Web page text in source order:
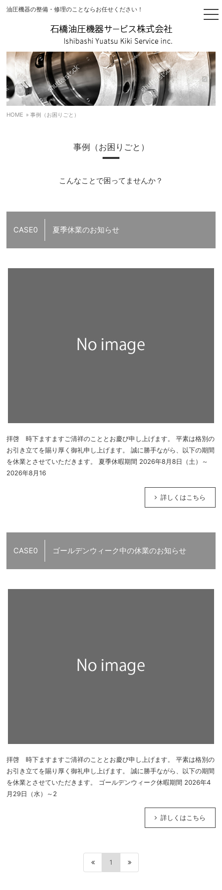
油圧機器の整備・修理のことならお任せください！
HOME » 事例（お困りごと）
事例（お困りごと）
こんなことで困ってませんか？
CASE0 夏季休業のお知らせ
拝啓 時下ますますご清祥のこととお慶び申し上げます。 平素は格別の
お引き立てを賜り厚く御礼申し上げます。 誠に勝手ながら、以下の期間
を休業とさせていただきます。 夏季休暇期間 2026年8月8日（土）～
2026年8月16
詳しくはこちら
CASE0 ゴールデンウィーク中の休業のお知らせ
拝啓 時下ますますご清祥のこととお慶び申し上げます。 平素は格別の
お引き立てを賜り厚く御礼申し上げます。 誠に勝手ながら、以下の期間
を休業とさせていただきます。 ゴールデンウィーク休暇期間 2026年4
月29日（水）～2
詳しくはこちら
1